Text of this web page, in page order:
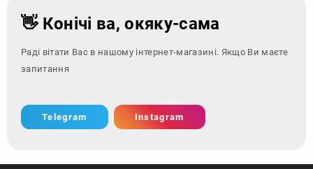
👋 Конічі ва, окяку-сама
Раді вітати Вас в нашому інтернет-магазині. Якщо Ви маєте
запитання - звернітьс
Telegram Instagram